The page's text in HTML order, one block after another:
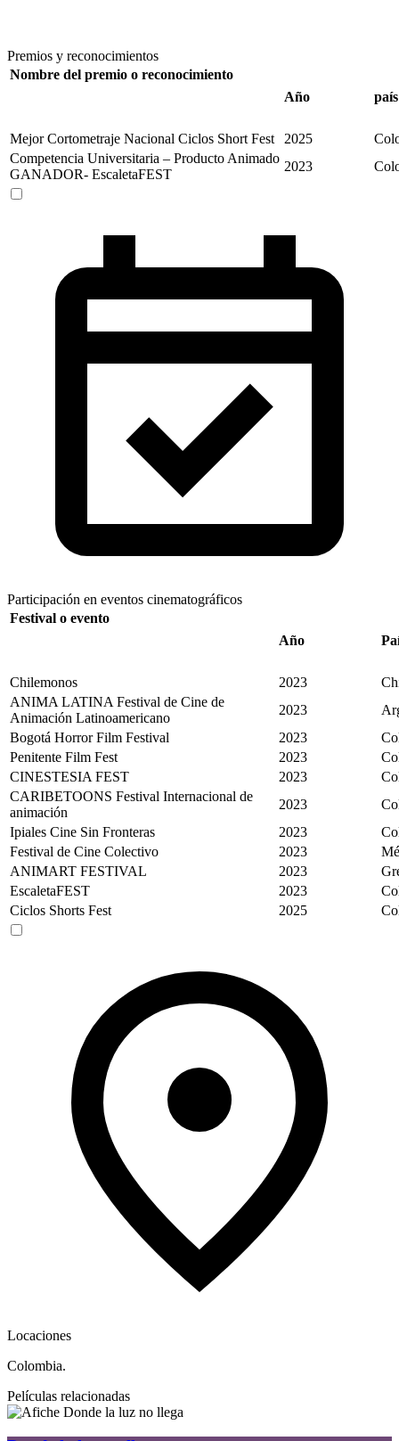
Premios y reconocimientos
Nombre del premio o reconocimiento
Año
país
Mejor Cortometraje Nacional Ciclos Short Fest 2025
Competencia Universitaria – Producto Animado
GANADOR- EscaletaFEST
2023
Participación en eventos cinematográficos
Festival o evento
Año
Chilemonos 2023
ANIMA LATINA Festival de Cine de
Animación Latinoamericano
2023
Bogotá Horror Film Festival
2023
Penitente Film Fest
2023
CINESTESIA FEST
2023
CARIBETOONS Festival Internacional de
animación
2023
Ipiales Cine Sin Fronteras
2023
Festival de Cine Colectivo
2023
ANIMART FESTIVAL
2023
EscaletaFEST
2023
Ciclos Shorts Fest
2025
Locaciones
Colombia.
Películas relacionadas